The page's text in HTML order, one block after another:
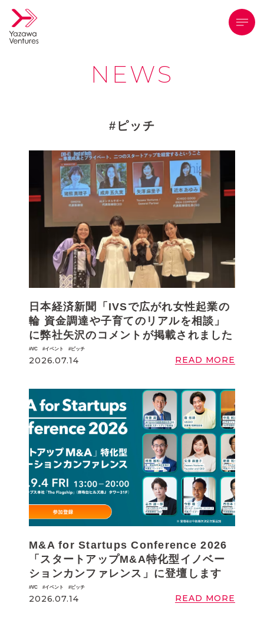
NEWS
ピッチ
日本経済新聞「IVSで広がれ女性起業の
輪 資金調達や子育てのリアルを相談」
に弊社矢沢のコメントが掲載されました
VC イベント ピッチ
2026.07.14 READ MORE
M&A for Startups Conference 2026
「スタートアップM&A特化型イノベー
ションカンファレンス」に登壇します
VC イベント ピッチ
2026.07.14 READ MORE
メニ